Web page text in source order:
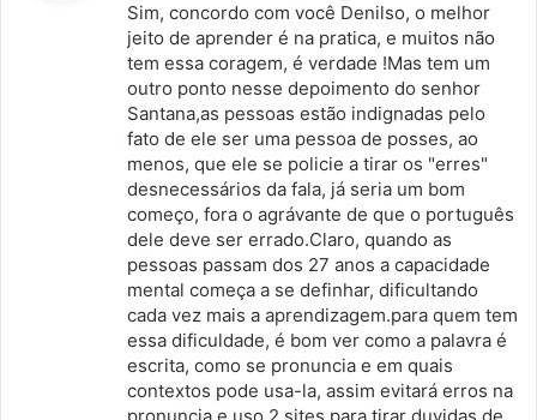
s
e
:
Sim, concordo com você Denilso, o melhor
jeito de aprender é na pratica, e muitos não
tem essa coragem, é verdade !Mas tem um
outro ponto nesse depoimento do senhor
Santana,as pessoas estão indignadas pelo
fato de ele ser uma pessoa de posses, ao
menos, que ele se policie a tirar os "erres"
desnecessários da fala, já seria um bom
começo, fora o agrávante de que o português
dele deve ser errado.Claro, quando as
pessoas passam dos 27 anos a capacidade
mental começa a se definhar, dificultando
cada vez mais a aprendizagem.para quem tem
essa dificuldade, é bom ver como a palavra é
escrita, como se pronuncia e em quais
contextos pode usa-la, assim evitará erros na